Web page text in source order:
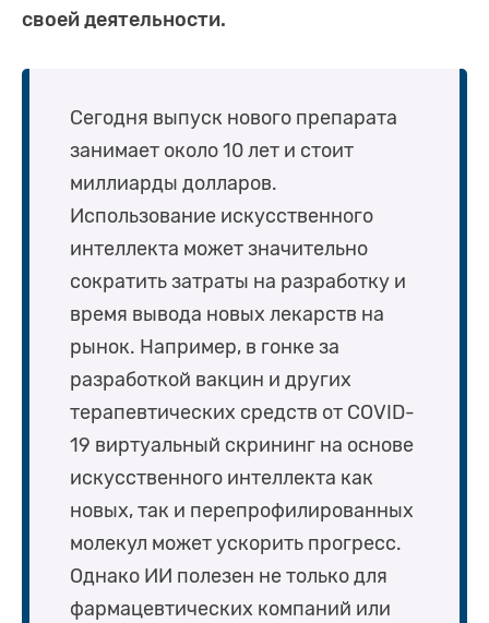
своей деятельности.
Сегодня выпуск нового препарата
занимает около 10 лет и стоит
миллиарды долларов.
Использование искусственного
интеллекта может значительно
сократить затраты на разработку и
время вывода новых лекарств на
рынок. Например, в гонке за
разработкой вакцин и других
терапевтических средств от COVID-
19 виртуальный скрининг на основе
искусственного интеллекта как
новых, так и перепрофилированных
молекул может ускорить прогресс.
Однако ИИ полезен не только для
фармацевтических компаний или